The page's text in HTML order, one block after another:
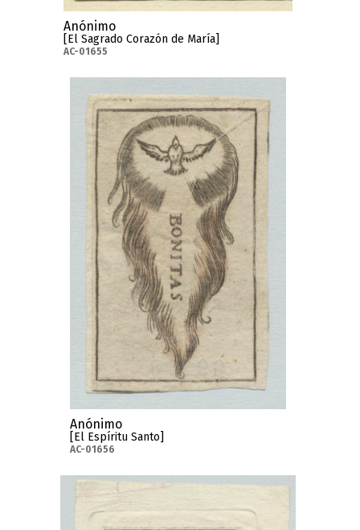
Anónimo
[El Sagrado Corazón de María]
AC-01655
Anónimo
[El Espíritu Santo]
AC-01656